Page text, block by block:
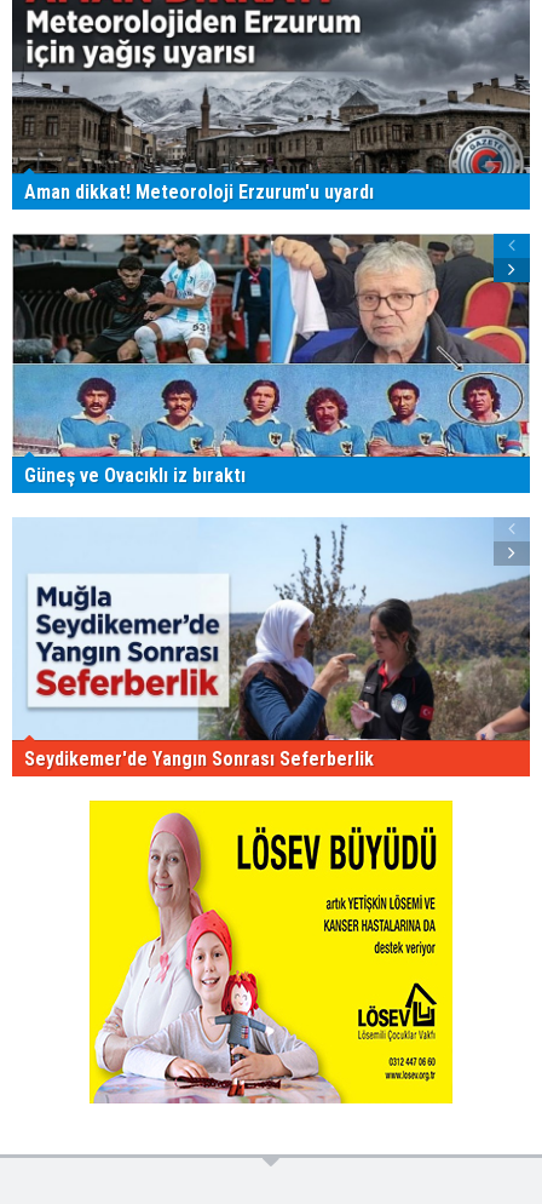
Aman dikkat! Meteoroloji Erzurum'u uyardı
Güneş ve Ovacıklı iz bıraktı
Seydikemer'de Yangın Sonrası Seferberlik